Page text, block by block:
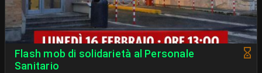
Flash mob di solidarietà al Personale
Sanitario